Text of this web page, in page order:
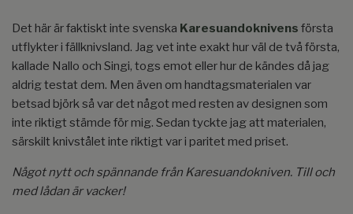
Det här är faktiskt inte svenska Karesuandoknivens första
utflykter i fällknivsland. Jag vet inte exakt hur väl de två första,
kallade Nallo och Singi, togs emot eller hur de kändes då jag
aldrig testat dem. Men även om handtagsmaterialen var
betsad björk så var det något med resten av designen som
inte riktigt stämde för mig. Sedan tyckte jag att materialen,
särskilt knivstålet inte riktigt var i paritet med priset.
Något nytt och spännande från Karesuandokniven. Till och
med lådan är vacker!